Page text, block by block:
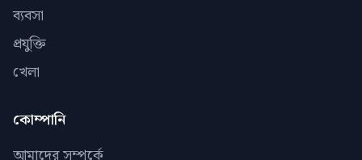
ব্যবসা
প্রযুক্তি
খেলা
কোম্পানি